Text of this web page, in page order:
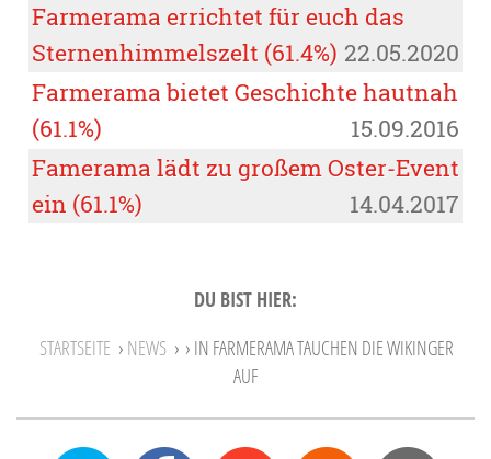
Farmerama errichtet für euch das
Sternenhimmelszelt (61.4%) 22.05.2020
Farmerama bietet Geschichte hautnah
(61.1%)
15.09.2016
Famerama lädt zu großem Oster-Event
ein (61.1%)
14.04.2017
DU BIST HIER:
STARTSEITE › NEWS › › IN FARMERAMA TAUCHEN DIE WIKINGER
AUF